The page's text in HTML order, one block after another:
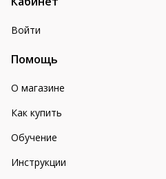
Войти
Помощь
О магазине
Как купить
Обучение
Инструкции